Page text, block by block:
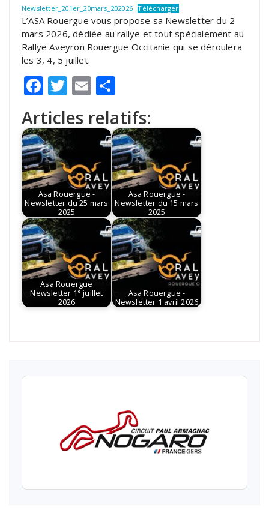
Newsletter_201er_20mars_202026 Télécharger
L’ASA Rouergue vous propose sa Newsletter du 2
mars 2026, dédiée au rallye et tout spécialement au
Rallye Aveyron Rouergue Occitanie qui se déroulera
les 3, 4, 5 juillet.
Facebook
Twitter
Email
Articles relatifs:
Asa Rouergue -
Newsletter du 25 mars
2025
Asa Rouergue -
Newsletter du 15 mars
2025
Asa Rouergue
Newsletter 1° juillet
2026
Asa Rouergue -
Newsletter 1 avril 2026